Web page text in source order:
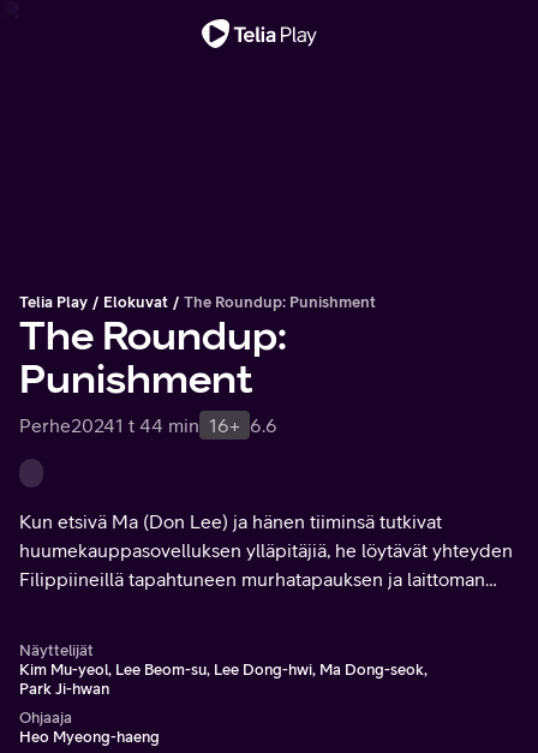
Telia Play Elokuvat The Roundup: Punishment
The Roundup:
Punishment
Perhe20241 t 44 min 16+ 6.6
Kun etsivä Ma (Don Lee) ja hänen tiiminsä tutkivat
huumekauppasovelluksen ylläpitäjiä, he löytävät yhteyden
Filippiineillä tapahtuneen murhatapauksen ja laittoman
Näyttelijät
Kim Mu-yeol, Lee Beom-su, Lee Dong-hwi, Ma Dong-seok,
Park Ji-hwan
Ohjaaja
Heo Myeong-haeng